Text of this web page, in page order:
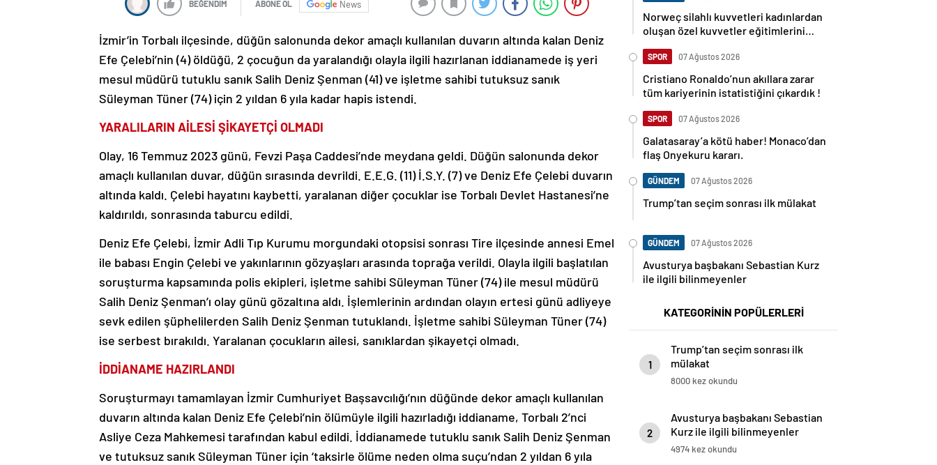
BEĞENDİM ABONE OL News
İzmir’in Torbalı ilçesinde, düğün salonunda dekor amaçlı kullanılan duvarın altında kalan Deniz
Efe Çelebi’nin (4) öldüğü, 2 çocuğun da yaralandığı olayla ilgili hazırlanan iddianamede iş yeri
mesul müdürü tutuklu sanık Salih Deniz Şenman (41) ve işletme sahibi tutuksuz sanık
Süleyman Tüner (74) için 2 yıldan 6 yıla kadar hapis istendi.
YARALILARIN AİLESİ ŞİKAYETÇİ OLMADI
Olay, 16 Temmuz 2023 günü, Fevzi Paşa Caddesi’nde meydana geldi. Düğün salonunda dekor
amaçlı kullanılan duvar, düğün sırasında devrildi. E.E.G. (11) İ.S.Y. (7) ve Deniz Efe Çelebi duvarın
altında kaldı. Çelebi hayatını kaybetti, yaralanan diğer çocuklar ise Torbalı Devlet Hastanesi’ne
kaldırıldı, sonrasında taburcu edildi.
Deniz Efe Çelebi, İzmir Adli Tıp Kurumu morgundaki otopsisi sonrası Tire ilçesinde annesi Emel
ile babası Engin Çelebi ve yakınlarının gözyaşları arasında toprağa verildi. Olayla ilgili başlatılan
soruşturma kapsamında polis ekipleri, işletme sahibi Süleyman Tüner (74) ile mesul müdürü
Salih Deniz Şenman’ı olay günü gözaltına aldı. İşlemlerinin ardından olayın ertesi günü adliyeye
sevk edilen şüphelilerden Salih Deniz Şenman tutuklandı. İşletme sahibi Süleyman Tüner (74)
ise serbest bırakıldı. Yaralanan çocukların ailesi, sanıklardan şikayetçi olmadı.
İDDİANAME HAZIRLANDI
Soruşturmayı tamamlayan İzmir Cumhuriyet Başsavcılığı’nın düğünde dekor amaçlı kullanılan
duvarın altında kalan Deniz Efe Çelebi’nin ölümüyle ilgili hazırladığı iddianame, Torbalı 2’nci
Asliye Ceza Mahkemesi tarafından kabul edildi. İddianamede tutuklu sanık Salih Deniz Şenman
ve tutuksuz sanık Süleyman Tüner için ‘taksirle ölüme neden olma suçu’ndan 2 yıldan 6 yıla
Norweç silahlı kuvvetleri kadınlardan
oluşan özel kuvvetler eğitimlerini
SPOR 07 Ağustos 2026
Cristiano Ronaldo’nun akıllara zarar
tüm kariyerinin istatistiğini çıkardık !
SPOR 07 Ağustos 2026
Galatasaray’a kötü haber! Monaco’dan
flaş Onyekuru kararı.
GÜNDEM 07 Ağustos 2026
Trump’tan seçim sonrası ilk mülakat
GÜNDEM 07 Ağustos 2026
Avusturya başbakanı Sebastian Kurz
ile ilgili bilinmeyenler
KATEGORİNİN POPÜLERLERİ
1
Trump’tan seçim sonrası ilk
mülakat
8000 kez okundu
2
Avusturya başbakanı Sebastian
Kurz ile ilgili bilinmeyenler
4974 kez okundu